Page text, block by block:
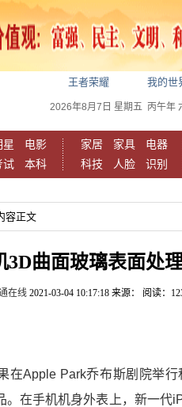
王者荣耀 我的世
2026年8月7日 星期五 丙午年
星
电影
试 本科
家居 家具
电器
科技
人脸 识别
容正文
3D曲面玻璃表面处
在线 2021-03-04 10:17:18 来源： 阅读：
在Apple Park乔布斯剧院举
。在手机机身外表上，新一代